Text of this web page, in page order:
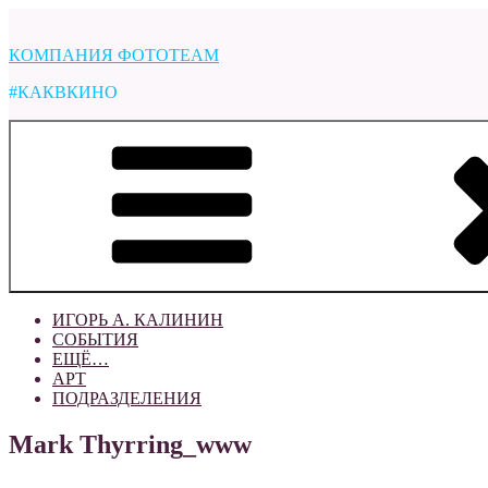
содержимому
КОМПАНИЯ ФОТОTEAM
#КАКВКИНО
ИГОРЬ А. КАЛИНИН
СОБЫТИЯ
ЕЩЁ…
АРТ
ПОДРАЗДЕЛЕНИЯ
Mark Thyrring_www